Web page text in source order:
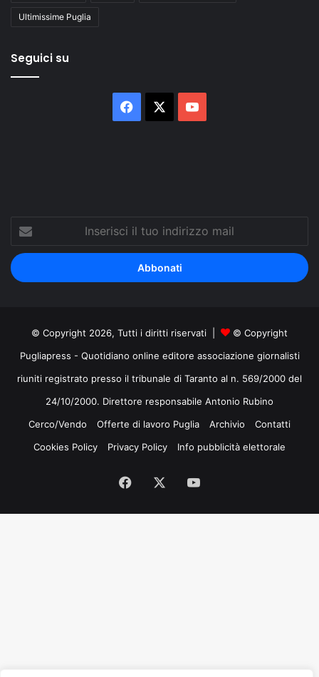
Ultimissime Puglia
Seguici su
Facebook
tuo
indirizzo
mail
© Copyright 2026, Tutti i diritti riservati |
© Copyright
Pugliapress - Quotidiano online editore associazione giornalisti
riuniti registrato presso il tribunale di Taranto al n. 569/2000 del
24/10/2000. Direttore responsabile Antonio Rubino
Cerco/Vendo
Offerte di lavoro Puglia Archivio
Contatti
Cookies Policy
Privacy Policy Info pubblicità elettorale
Facebook
Tube